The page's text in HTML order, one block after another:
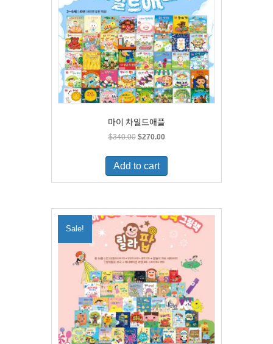
마이 차일드애플
$340.00 Original
was:
$340.00.
$270.00Current
is:
Add to cart
Sale!